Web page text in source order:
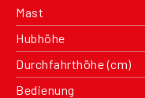
Mast
Hubhöhe
Durchfahrthöhe (cm)
Bedienung